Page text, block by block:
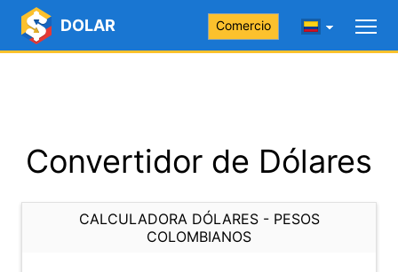
DOLAR Comercio
Convertidor de Dólares
CALCULADORA DÓLARES - PESOS
COLOMBIANOS